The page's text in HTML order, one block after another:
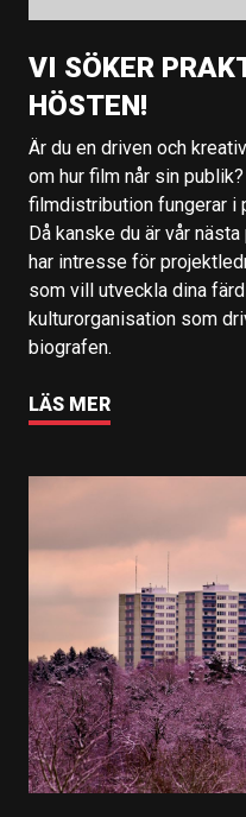
VI SÖKER
HÖSTEN!
Är du en driven och
om hur film når sin
filmdistribution fungerar i
Då kanske du är vår
har intresse för
som vill utveckla dina
kulturorganisation som
biografen.
LÄS MER